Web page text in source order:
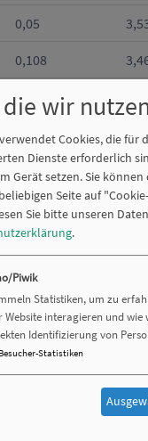
0,05
0,108
0,09
0,144
0,12
0,161 5,01
0,08
0,16
0,24 5,1
0,2
die wir
Cookies, die
Dienste erforderlich
Gerät setzen. Sie
Seite auf
Sie bitte unseren
.
Piwik
Statistiken, um zu
Website interagieren und wie
Identifizierung von
Besucher-Statistiken